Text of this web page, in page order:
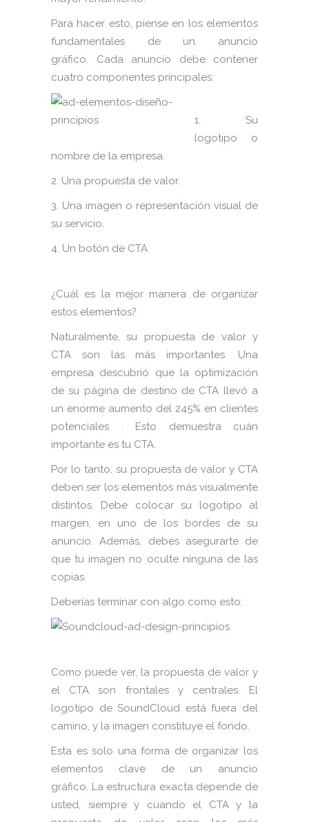
Para hacer esto, piense en los elementos
fundamentales de un anuncio
gráfico. Cada anuncio debe contener
cuatro componentes principales:
1. Su
logotipo o
nombre de la empresa.
2. Una propuesta de valor.
3. Una imagen o representación visual de
su servicio.
4. Un botón de CTA
¿Cuál es la mejor manera de organizar
estos elementos?
Naturalmente, su propuesta de valor y
CTA son las más importantes. Una
empresa descubrió que la optimización
de su página de destino de CTA llevó a
un enorme aumento del 245% en clientes
potenciales . Esto demuestra cuán
importante es tu CTA.
Por lo tanto, su propuesta de valor y CTA
deben ser los elementos más visualmente
distintos. Debe colocar su logotipo al
margen, en uno de los bordes de su
anuncio. Además, debes asegurarte de
que tu imagen no oculte ninguna de las
copias.
Deberías terminar con algo como esto:
Como puede ver, la propuesta de valor y
el CTA son frontales y centrales. El
logotipo de SoundCloud está fuera del
camino, y la imagen constituye el fondo.
Esta es solo una forma de organizar los
elementos clave de un anuncio
gráfico. La estructura exacta depende de
usted, siempre y cuando el CTA y la